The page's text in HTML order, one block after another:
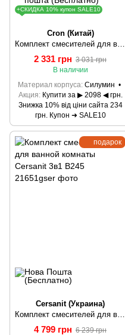
+СКИДКА 10% купон SALE10
Cron (Китай)
Комплект смесителей для ванной CRON HANSBERG SET-1 (CR0842)
2 331 грн 3 031 грн
В наличии
Материал корпуса Силумин
Акция
Купити за ▶ 2098 ◀ грн.
Знижка 10% від ціни сайта 234
грн. Купон ➜ SALE10
подарок
Cersanit (Украина)
4 799 грн 6 239 грн